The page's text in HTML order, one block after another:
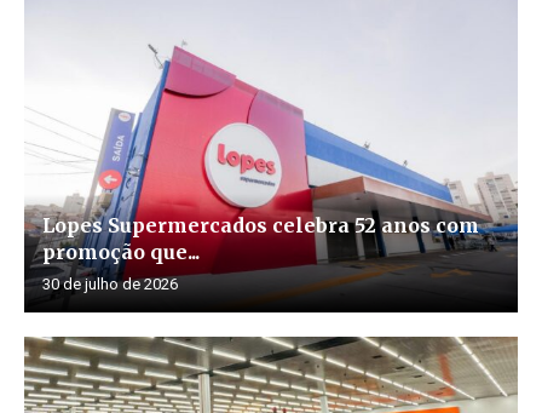
Lopes Supermercados celebra 52 anos com
promoção que...
30 de julho de 2026